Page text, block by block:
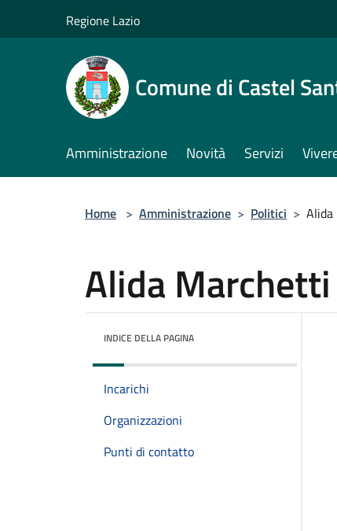
Regione Lazio
Comune di Castel
Amministrazione Novità Servizi
Home > Amministrazione > Politici >
Alida Marchetti
INDICE DELLA PAGINA
Incarichi
Organizzazioni
Punti di contatto